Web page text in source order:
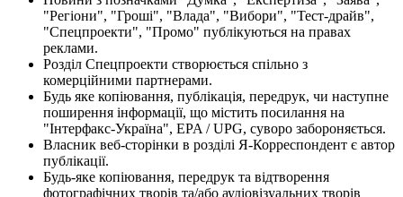
"Регіони", "Гроші", "Влада", "Вибори", "Тест-драйв",
"Спецпроекти", "Промо" публікуються на правах
реклами.
Розділ Спецпроекти створюється спільно з
комерційними партнерами.
Будь яке копіювання, публікація, передрук, чи наступне
поширення інформації, що містить посилання на
"Інтерфакс-Україна", EPA / UPG, суворо забороняється.
Власник веб-сторінки в розділі Я-Корреспондент є автор
публікації.
Будь-яке копіювання, передрук та відтворення
фотографічних творів та/або аудіовізуальних творів